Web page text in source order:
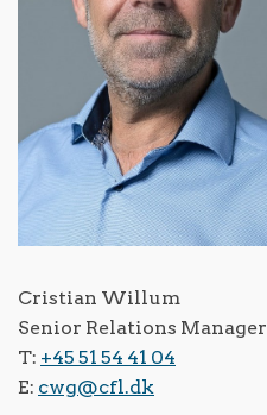
Cristian Willum
Senior Relations Manager
T: +45 51 54 41 04
E: cwg@cfl.dk